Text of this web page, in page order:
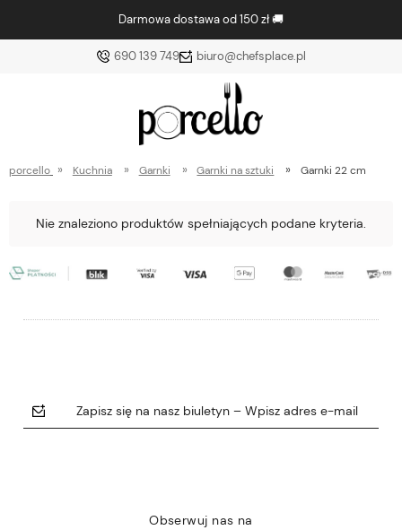
Darmowa dostawa od 150 zł 🚚
690 139 749 biuro@chefsplace.pl
porcello » Kuchnia » Garnki » Garnki na sztuki » Garnki 22 cm
Nie znaleziono produktów spełniających podane kryteria.
Zapisz się na nasz biuletyn – Wpisz adres e-mail
Obserwuj nas na